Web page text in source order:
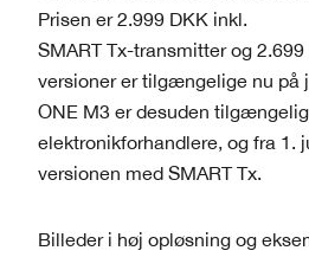
Prisen er 2.999 DKK inkl.
SMART Tx-transmitter og
versioner er tilgængelige nu på
ONE M3 er desuden
elektronikforhandlere, og fra 1.
versionen med SMART Tx.
Billeder i høj opløsning og